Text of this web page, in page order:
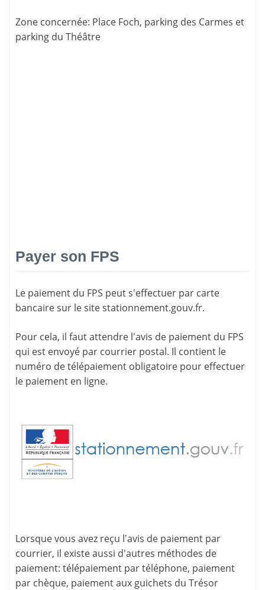
Zone concernée: Place Foch, parking des Carmes et
parking du Théâtre
Payer son FPS
Le paiement du FPS peut s'effectuer par carte
bancaire sur le sitestationnement.gouv.fr.
Pour cela, il faut attendre l'avis de paiement du FPS
qui est envoyé par courrier postal. Il contient le
numéro de télépaiement obligatoire pour effectuer
le paiement en ligne.
Lorsque vous avez reçu l'avis de paiement par
courrier, il existe aussi d'autres méthodes de
paiement: télépaiement par téléphone, paiement
par chèque, paiement aux guichets du Trésor